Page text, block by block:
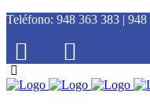
Teléfono: 948 363 383 |